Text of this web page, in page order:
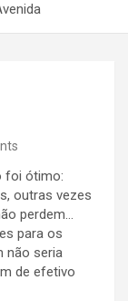
foi ótimo:
outras vezes
perdem…
para os
não seria
de efetivo